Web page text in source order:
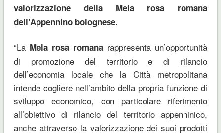
valorizzazione della Mela rosa romana
dell’Appennino bolognese.
“La Mela rosa romanarappresenta un’opportunità
di promozione del territorio e di rilancio
dell’economia locale che la Città metropolitana
intende cogliere nell’ambito della propria funzione di
sviluppo economico, con particolare riferimento
all’obiettivo di rilancio del territorio appenninico,
anche attraverso la valorizzazione dei suoi prodotti